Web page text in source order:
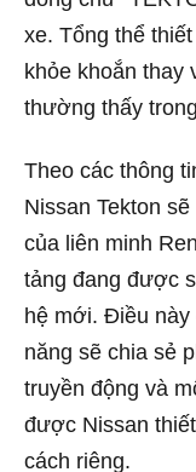
xe. Tổng thể
khỏe khoắn thay
thường thấy
Theo các thông
Nissan Tekton
của liên minh
tảng đang được
hệ mới. Điều này
năng sẽ chia sẻ
truyền động và
được Nissan
cách riêng.